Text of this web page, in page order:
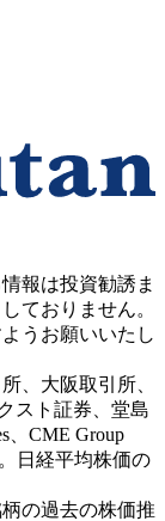
報は投資勧誘ま
ておりません。
うお願いいたし
、大阪取引所、
スト証券、堂島
、CME Group
日経平均株価の
の過去の株価推